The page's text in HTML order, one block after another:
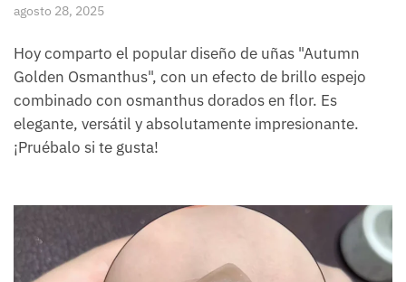
agosto 28, 2025
Hoy comparto el popular diseño de uñas "Autumn
Golden Osmanthus", con un efecto de brillo espejo
combinado con osmanthus dorados en flor. Es
elegante, versátil y absolutamente impresionante.
¡Pruébalo si te gusta!